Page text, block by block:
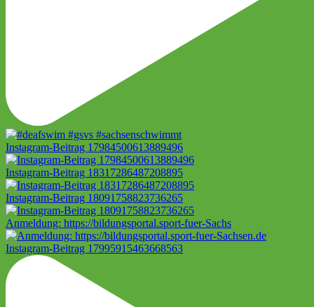
Instagram-Beitrag 17984500613889496
Instagram-Beitrag 18317286487208895
Instagram-Beitrag 18091758823736265
Anmeldung: https://bildungsportal.sport-fuer-Sachs
Instagram-Beitrag 17995915463668563